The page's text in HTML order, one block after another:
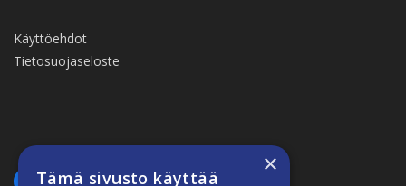
Käyttöehdot
Tietosuojaseloste
×
Tämä sivusto käyttää